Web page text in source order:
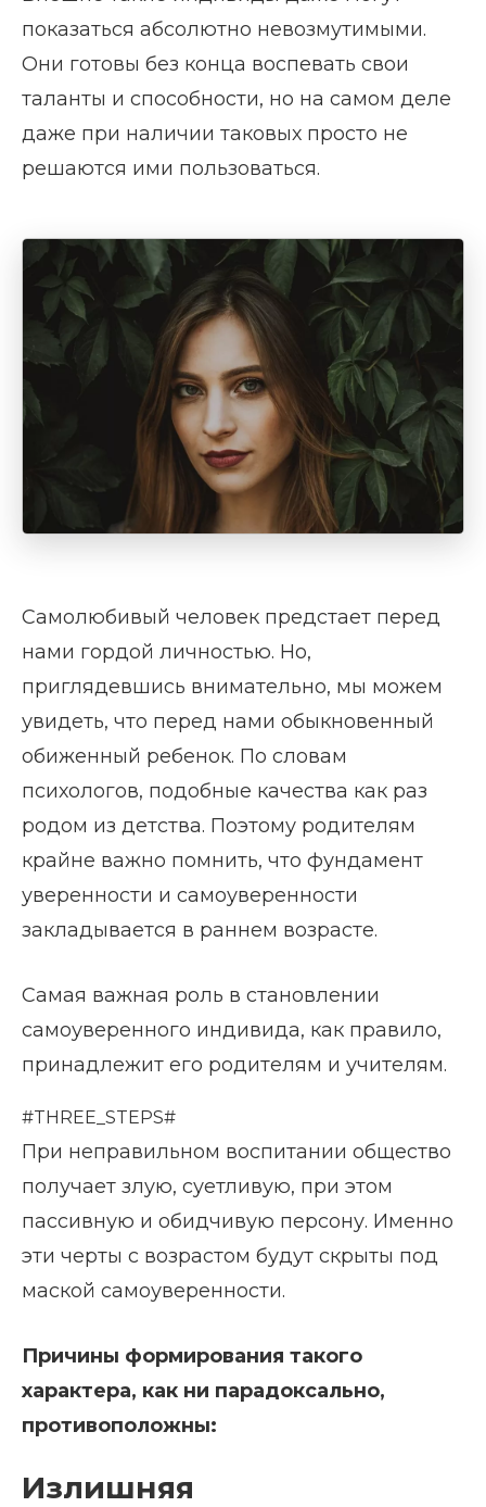
показаться абсолютно невозмутимыми.
Они готовы без конца воспевать свои
таланты и способности, но на самом деле
даже при наличии таковых просто не
решаются ими пользоваться.
Самолюбивый человек предстает перед
нами гордой личностью. Но,
приглядевшись внимательно, мы можем
увидеть, что перед нами обыкновенный
обиженный ребенок. По словам
психологов, подобные качества как раз
родом из детства. Поэтому родителям
крайне важно помнить, что фундамент
уверенности и самоуверенности
закладывается в раннем возрасте.
Самая важная роль в становлении
самоуверенного индивида, как правило,
принадлежит его родителям и учителям.
#THREE_STEPS#
При неправильном воспитании общество
получает злую, суетливую, при этом
пассивную и обидчивую персону. Именно
эти черты с возрастом будут скрыты под
маской самоуверенности.
Причины формирования такого
характера, как ни парадоксально,
противоположны:
Излишняя